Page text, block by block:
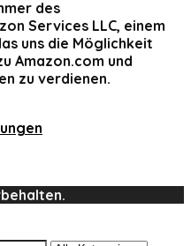
des
Services LLC, einem
uns die Möglichkeit
Amazon.com und
zu verdienen.